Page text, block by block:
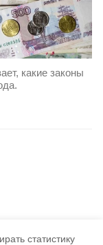
статистику
какие законы